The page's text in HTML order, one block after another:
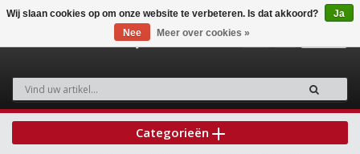
Categorieën
Wij slaan cookies op om onze website te verbeteren. Is dat akkoord?
Ja
Nee
Meer over cookies »